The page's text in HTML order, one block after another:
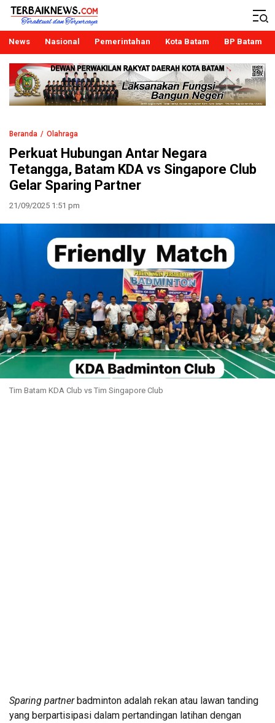
Terbaiknews
Teraktual dan Terpercaya
News Nasional Pemerintahan Kota Batam BP Batam
Beranda Olahraga
Perkuat Hubungan Antar Negara
Tetangga, Batam KDA vs Singapore Club
Gelar Sparing Partner
21/09/2025 1:51 pm
Tim Batam KDA Club vs Tim Singapore Club
Sparing partnerbadminton adalah rekan atau lawan tanding
yang berpartisipasi dalam pertandingan latihan dengan